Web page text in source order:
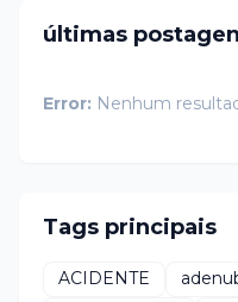
últimas
Error: Nenhum
Tags principais
ACIDENTE